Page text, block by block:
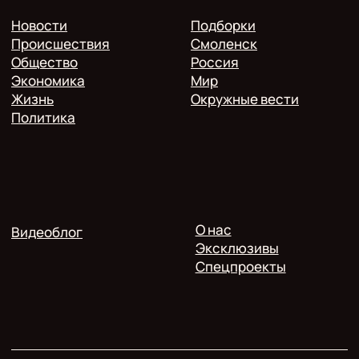
16+. Мнение редакции может не совпадать
с мнением авторов.
Публичная оферта
Пользовательское соглашение
Политика конфиденциальности
Согласие на обработку персональных данных